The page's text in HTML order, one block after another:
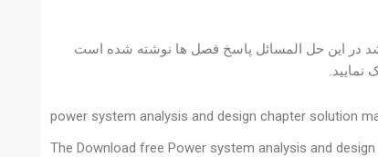
390 صفحه دارد و دارای 58 مگابایت حجم میباشد در این حل المسائل پاسخ فصل ها نوشته شده است
power system analysis and design chapter solution
The Download free Power system analysis and